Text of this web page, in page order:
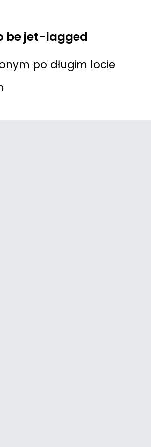
be jet-lagged
po długim locie